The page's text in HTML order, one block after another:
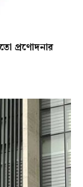
প্রণোদনার